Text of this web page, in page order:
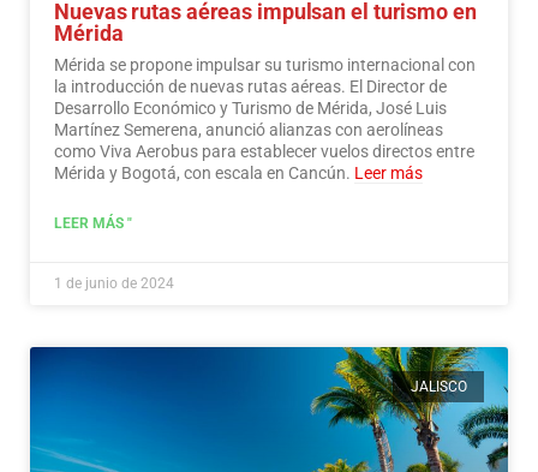
Nuevas rutas aéreas impulsan el turismo en
Mérida
Mérida se propone impulsar su turismo internacional con
la introducción de nuevas rutas aéreas. El Director de
Desarrollo Económico y Turismo de Mérida, José Luis
Martínez Semerena, anunció alianzas con aerolíneas
como Viva Aerobus para establecer vuelos directos entre
Mérida y Bogotá, con escala en Cancún. Leer más
LEER MÁS "
1 de junio de 2024
JALISCO